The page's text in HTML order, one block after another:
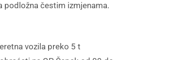
podložna čestim izmjenama.
vozila preko 5 t